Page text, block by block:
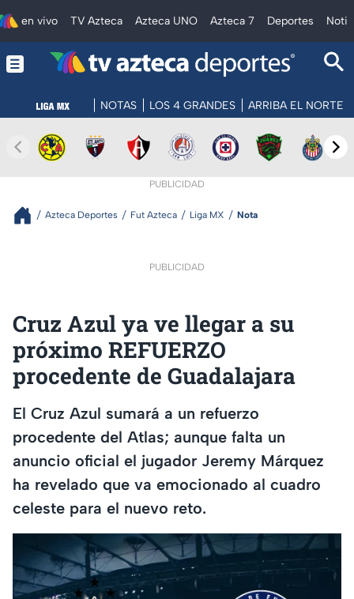
en vivo TV Azteca Azteca UNO Azteca 7 Deportes
NOTAS LOS 4 GRANDES ARRIBA EL NORTE
PUBLICIDAD
Azteca Deportes Fut Azteca Liga MX Nota
PUBLICIDAD
Cruz Azul ya ve llegar a su
próximo REFUERZO
procedente de Guadalajara
El Cruz Azul sumará a un refuerzo
procedente del Atlas; aunque falta un
anuncio oficial el jugador Jeremy Márquez
ha revelado que va emocionado al cuadro
celeste para el nuevo reto.